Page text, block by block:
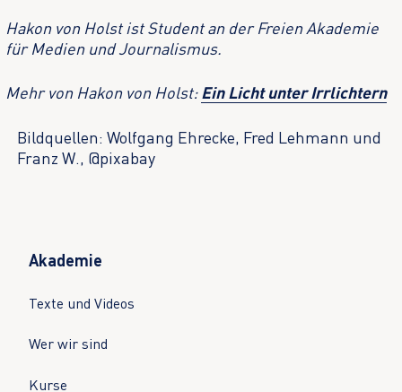
Hakon von Holst ist Student an der Freien Akademie
für Medien und Journalismus.
Mehr von Hakon von Holst:Ein Licht unter Irrlichtern
Bildquellen: Wolfgang Ehrecke, Fred Lehmann und
Franz W., @pixabay
Akademie
Texte und Videos
Wer wir sind
Kurse